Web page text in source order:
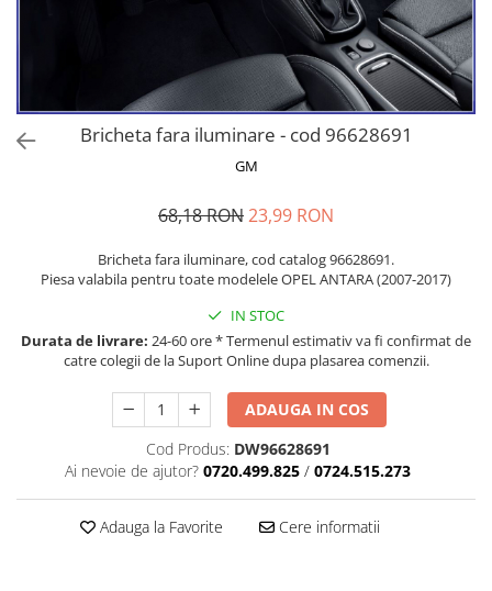
VECTRA-C 2002-2008
VIVARO
S-CROSS HYBRID 48V 2022-prezent
VITARA 2015-prezent
VITARA Hybrid 48V 2020-prezent
Bricheta fara iluminare - cod 96628691
GM
68,18 RON23,99 RON
Bricheta fara iluminare, cod catalog 96628691.
Piesa valabila pentru toate modelele OPEL ANTARA (2007-2017)
IN STOC
Durata de livrare: 24-60 ore * Termenul estimativ va fi confirmat de
catre colegii de la Suport Online dupa plasarea comenzii.
ADAUGA IN COS
Cod Produs: DW96628691
Ai nevoie de ajutor? 0720.499.825 / 0724.515.273
Adauga la Favorite Cere informatii